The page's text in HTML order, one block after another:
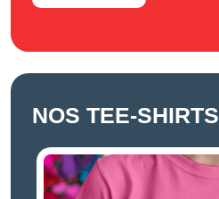
NOS TEE-SHIRTS